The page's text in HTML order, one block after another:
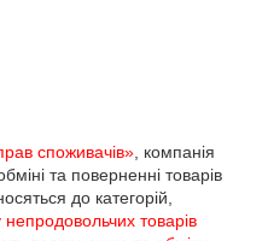
споживачів» , компанія
та поверненні товарів
до категорій,
непродовольчих товарів